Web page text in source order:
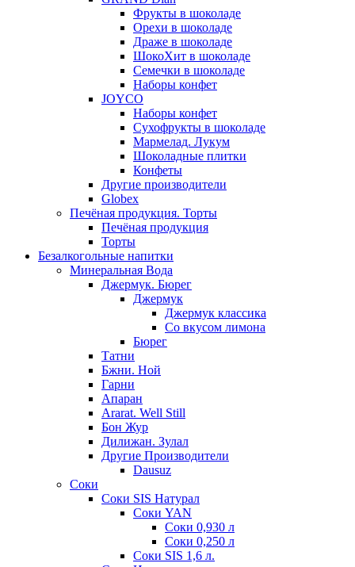
Фрукты в шоколаде
Орехи в шоколаде
Драже в шоколаде
ШокоХит в шоколаде
Семечки в шоколаде
Наборы конфет
JOYCO
Наборы конфет
Сухофрукты в шоколаде
Мармелад. Лукум
Шоколадные плитки
Конфеты
Другие производители
Globex
Печёная продукция. Торты
Печёная продукция
Торты
Безалкогольные напитки
Минеральная Вода
Джермук. Бюрег
Джермук
Джермук классика
Со вкусом лимона
Бюрег
Татни
Бжни. Ной
Гарни
Апаран
Ararat. Well Still
Бон Жур
Дилижан. Зулал
Другие Производители
Dausuz
Соки
Соки SIS Натурал
Соки YAN
Соки 0,930 л
Соки 0,250 л
Соки SIS 1,6 л.